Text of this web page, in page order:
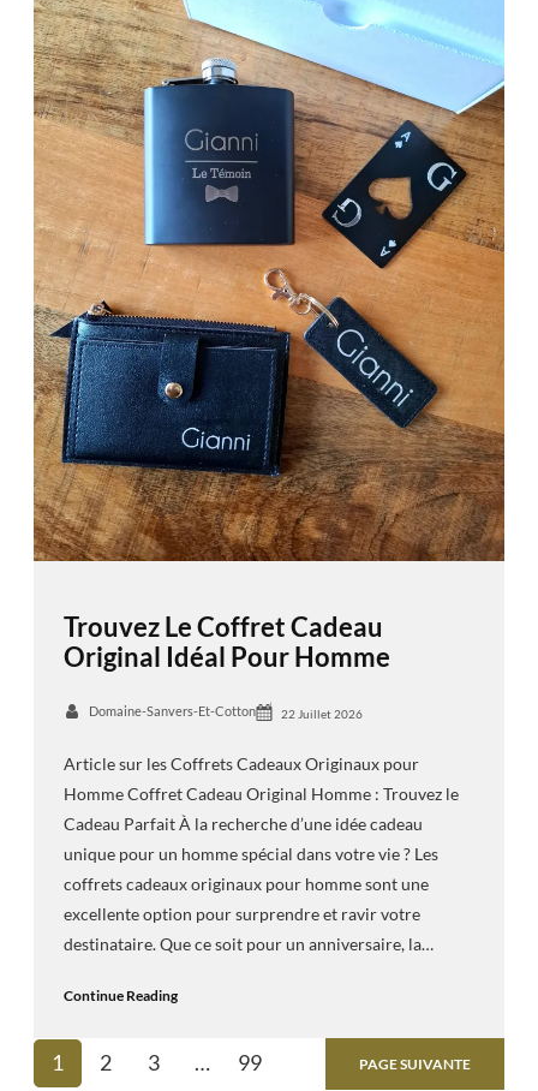
Trouvez Le Coffret Cadeau
Original Idéal Pour Homme
Domaine-Sanvers-Et-Cotton 22 Juillet 2026
Article sur les Coffrets Cadeaux Originaux pour
Homme Coffret Cadeau Original Homme : Trouvez le
Cadeau Parfait À la recherche d’une idée cadeau
unique pour un homme spécial dans votre vie ? Les
coffrets cadeaux originaux pour homme sont une
excellente option pour surprendre et ravir votre
destinataire. Que ce soit pour un anniversaire, la…
Continue Reading
1 2 3 … 99 PAGE SUIVANTE